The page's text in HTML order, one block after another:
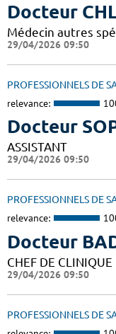
Docteur
Médecin autres
29/04/2026 09:50
PROFESSIONNELS DE
relevance:
Docteur
ASSISTANT
29/04/2026 09:50
PROFESSIONNELS DE
relevance:
Docteur
CHEF DE CLINIQUE
29/04/2026 09:50
PROFESSIONNELS DE